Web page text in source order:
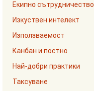
Екипно сътрудничество
Изкуствен интелект
Използваемост
Канбан и постно
Най-добри практики
Таксуване